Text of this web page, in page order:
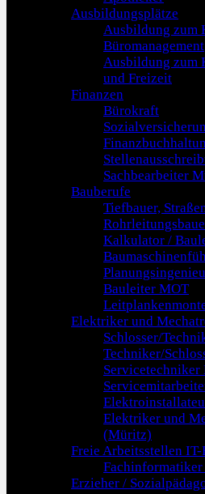
Ausbildungsplätze
Ausbildung zum
Büromanagement
Ausbildung zum
und Freizeit
Finanzen
Bürokraft
Sachbearbeiter
Bauberufe
Tiefbauer,
Kalkulator /
Bauleiter MOT
Elektriker und
Schlosser/
Techniker/
Elektriker und
(Müritz)
Freie Arbeitsstellen IT-
Erzieher /